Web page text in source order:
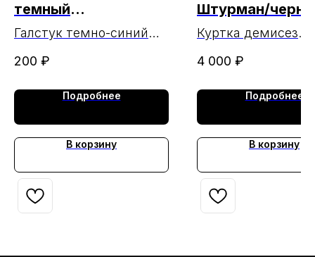
темный
(тк.Габардин)
МАРКА
Галстук темно-синий
(тк.Габардин) МАРКА
200 ₽
Подробнее
В корзину
Штурман/черн/
тк.Оксфорд
Куртка демисез
Штурман/черн/
4 000 ₽
Подробнее
В корзину